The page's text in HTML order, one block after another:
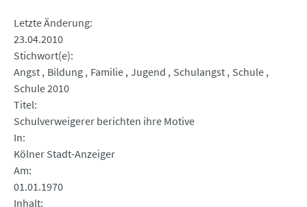
Letzte Änderung
23.04.2010
Stichwort(e)
Angst Bildung Familie Jugend Schulangst Schule
Schule 2010
Titel
Schulverweigerer berichten ihre Motive
In
Kölner Stadt-Anzeiger
Am
01.01.1970
Inhalt